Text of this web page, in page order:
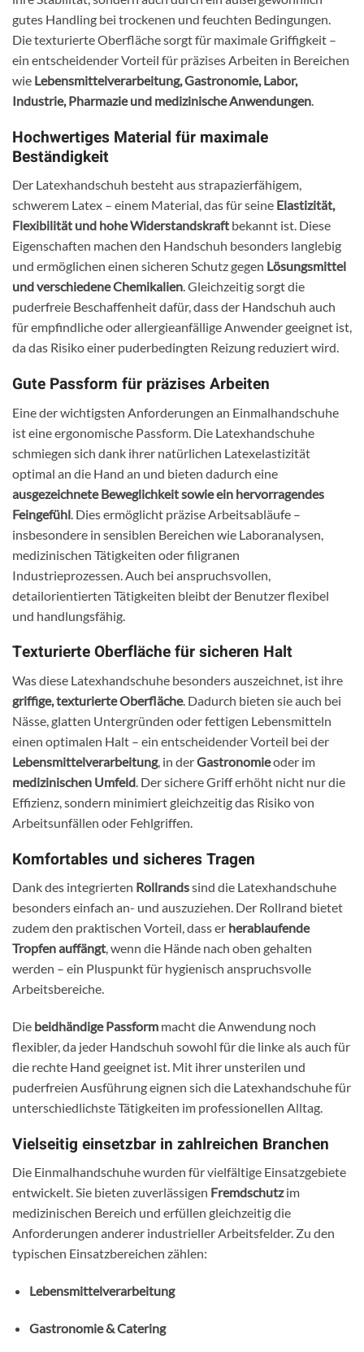
gutes Handling bei trockenen und feuchten Bedingungen.
Die texturierte Oberfläche sorgt für maximale Griffigkeit –
ein entscheidender Vorteil für präzises Arbeiten in Bereichen
wie Lebensmittelverarbeitung, Gastronomie, Labor,
Industrie, Pharmazie und medizinische Anwendungen
Hochwertiges Material für maximale
Beständigkeit
Der Latexhandschuh besteht aus strapazierfähigem,
schwerem Latex – einem Material, das für seine Elastizität,
Flexibilität und hohe Widerstandskraft bekannt ist. Diese
Eigenschaften machen den Handschuh besonders langlebig
und ermöglichen einen sicheren Schutz gegen Lösungsmittel
und verschiedene Chemikalien. Gleichzeitig sorgt die
puderfreie Beschaffenheit dafür, dass der Handschuh auch
für empfindliche oder allergieanfällige Anwender geeignet ist,
da das Risiko einer puderbedingten Reizung reduziert wird.
Gute Passform für präzises Arbeiten
Eine der wichtigsten Anforderungen an Einmalhandschuhe
ist eine ergonomische Passform. Die Latexhandschuhe
schmiegen sich dank ihrer natürlichen Latexelastizität
optimal an die Hand an und bieten dadurch eine
ausgezeichnete Beweglichkeit sowie ein hervorragendes
Feingefühl . Dies ermöglicht präzise Arbeitsabläufe –
insbesondere in sensiblen Bereichen wie Laboranalysen,
medizinischen Tätigkeiten oder filigranen
Industrieprozessen. Auch bei anspruchsvollen,
detailorientierten Tätigkeiten bleibt der Benutzer flexibel
und handlungsfähig.
Texturierte Oberfläche für sicheren Halt
Was diese Latexhandschuhe besonders auszeichnet, ist ihre
griffige, texturierte Oberfläche. Dadurch bieten sie auch bei
Nässe, glatten Untergründen oder fettigen Lebensmitteln
einen optimalen Halt – ein entscheidender Vorteil bei der
Lebensmittelverarbeitung, in derGastronomieoder im
medizinischen Umfeld. Der sichere Griff erhöht nicht nur die
Effizienz, sondern minimiert gleichzeitig das Risiko von
Arbeitsunfällen oder Fehlgriffen.
Komfortables und sicheres Tragen
Dank des integrierten Rollrandssind die Latexhandschuhe
besonders einfach an- und auszuziehen. Der Rollrand bietet
zudem den praktischen Vorteil, dass er herablaufende
Tropfen auffängt, wenn die Hände nach oben gehalten
werden – ein Pluspunkt für hygienisch anspruchsvolle
Arbeitsbereiche.
Die beidhändige Passform macht die Anwendung noch
flexibler, da jeder Handschuh sowohl für die linke als auch für
die rechte Hand geeignet ist. Mit ihrer unsterilen und
puderfreien Ausführung eignen sich die Latexhandschuhe für
unterschiedlichste Tätigkeiten im professionellen Alltag.
Vielseitig einsetzbar in zahlreichen Branchen
Die Einmalhandschuhe wurden für vielfältige Einsatzgebiete
entwickelt. Sie bieten zuverlässigen Fremdschutzim
medizinischen Bereich und erfüllen gleichzeitig die
Anforderungen anderer industrieller Arbeitsfelder. Zu den
typischen Einsatzbereichen zählen:
Lebensmittelverarbeitung
Gastronomie & Catering